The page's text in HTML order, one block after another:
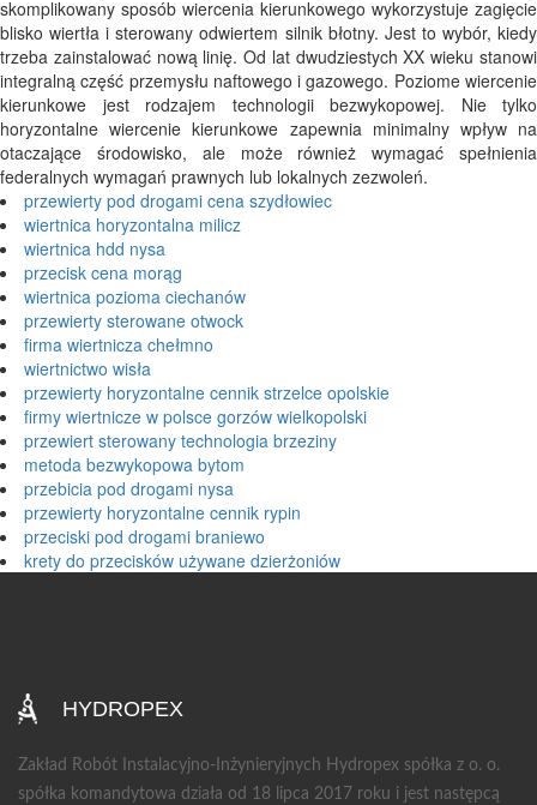
skomplikowany sposób wiercenia kierunkowego wykorzystuje zagięcie
blisko wiertła i sterowany odwiertem silnik błotny. Jest to wybór, kiedy
trzeba zainstalować nową linię. Od lat dwudziestych XX wieku stanowi
integralną część przemysłu naftowego i gazowego. Poziome wiercenie
kierunkowe jest rodzajem technologii bezwykopowej. Nie tylko
horyzontalne wiercenie kierunkowe zapewnia minimalny wpływ na
otaczające środowisko, ale może również wymagać spełnienia
federalnych wymagań prawnych lub lokalnych zezwoleń.
przewierty pod drogami cena szydłowiec
wiertnica horyzontalna milicz
wiertnica hdd nysa
przecisk cena morąg
wiertnica pozioma ciechanów
przewierty sterowane otwock
firma wiertnicza chełmno
wiertnictwo wisła
przewierty horyzontalne cennik strzelce opolskie
firmy wiertnicze w polsce gorzów wielkopolski
przewiert sterowany technologia brzeziny
metoda bezwykopowa bytom
przebicia pod drogami nysa
przewierty horyzontalne cennik rypin
przeciski pod drogami braniewo
krety do przecisków używane dzierżoniów
HYDROPEX
Zakład Robót Instalacyjno-Inżynieryjnych Hydropex spółka z o. o.
spółka komandytowa działa od 18 lipca 2017 roku i jest następcą